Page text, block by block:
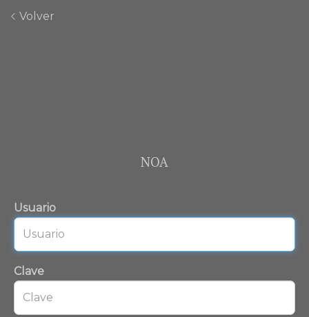
Volver
NOA
Usuario
Clave